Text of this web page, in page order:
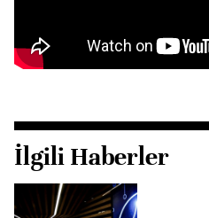
İlgili Haberler